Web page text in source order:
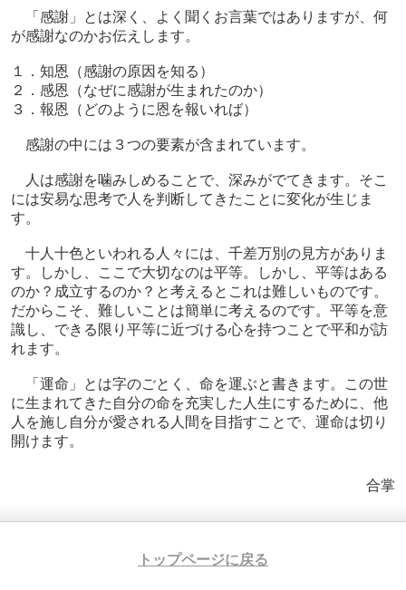
「感謝」とは深く、よく聞くお言葉ではありますが、何
が感謝なのかお伝えします。
１．知恩（感謝の原因を知る）
２．感恩（なぜに感謝が生まれたのか）
３．報恩（どのように恩を報いれば）
感謝の中には３つの要素が含まれています。
人は感謝を噛みしめることで、深みがでてきます。そこ
には安易な思考で人を判断してきたことに変化が生じま
す。
十人十色といわれる人々には、千差万別の見方がありま
す。しかし、ここで大切なのは平等。しかし、平等はある
のか？成立するのか？と考えるとこれは難しいものです。
だからこそ、難しいことは簡単に考えるのです。平等を意
識し、できる限り平等に近づける心を持つことで平和が訪
れます。
「運命」とは字のごとく、命を運ぶと書きます。この世
に生まれてきた自分の命を充実した人生にするために、他
人を施し自分が愛される人間を目指すことで、運命は切り
開けます。
合掌
トップページに戻る